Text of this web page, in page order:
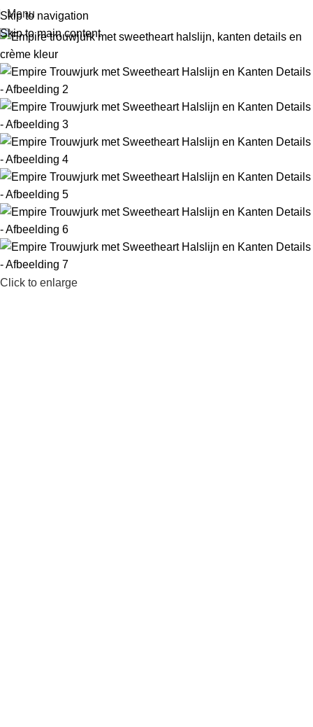
Skip to navigation
Skip to main content
Menu
Click to enlarge